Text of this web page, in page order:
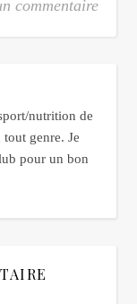
commentaire
nutrition de
tout genre. Je
pour un bon